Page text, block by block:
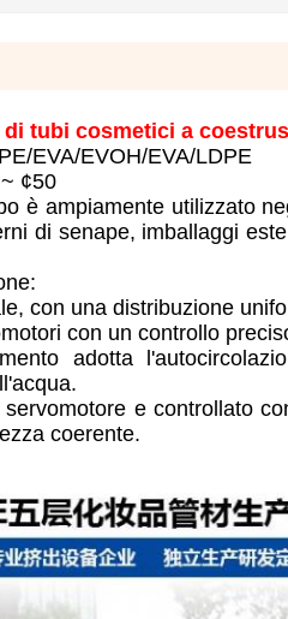
tubi cosmetici a
EVA/EVOH/EVA/LDPE
¢50
è ampiamente utilizzato
di senape, imballaggi
con una distribuzione
con un controllo
adotta
e controllato
coerente.